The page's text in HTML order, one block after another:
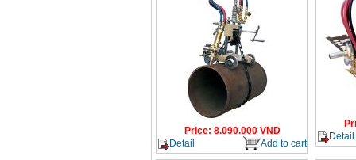
Price: 8.090.000 VND
Detail
Add to cart
Detail